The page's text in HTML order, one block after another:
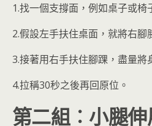
1.找一個支撐面，例如桌子或椅
2.假設左手扶住桌面，就將右腳
3.接著用右手扶住腳踝，盡量將
4.拉稱30秒之後再回原位。
第二組︰ 小腿